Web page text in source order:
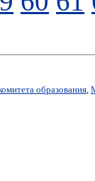
образования,